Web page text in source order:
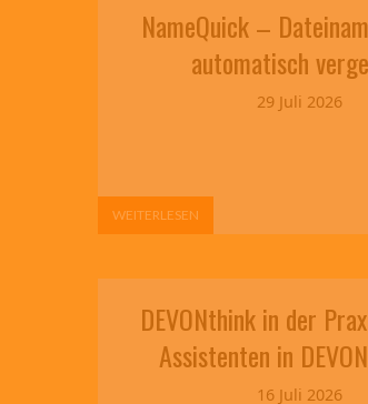
NameQuick –
automatisch
29 Juli 2026
WEITERLESEN
DEVONthink in der
Assistenten in
16 Juli 2026